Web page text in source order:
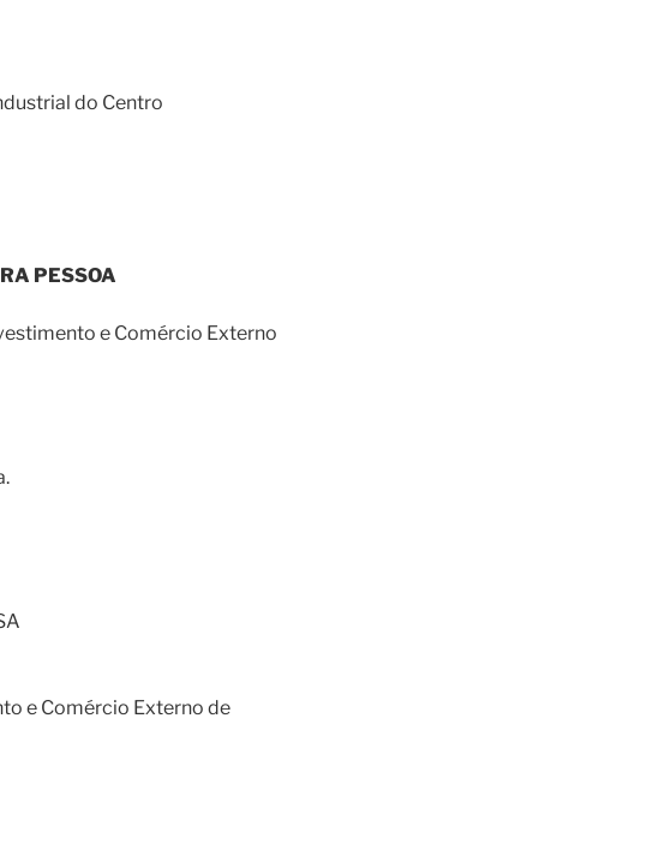
do Centro
PESSOA
e Comércio Externo
e Comércio Externo de